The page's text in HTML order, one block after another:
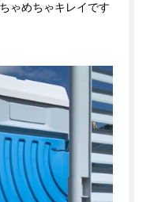
ゃめちゃキレイです